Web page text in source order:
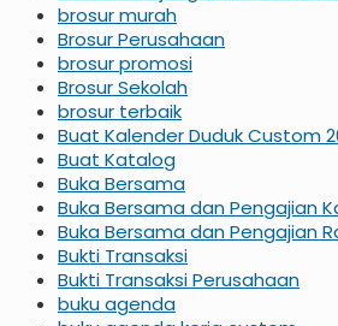
brosur murah
Brosur Perusahaan
brosur promosi
Brosur Sekolah
brosur terbaik
Buat Kalender Duduk Custom
Buat Katalog
Buka Bersama
Buka Bersama dan Pengajian
Buka Bersama dan Pengajian
Bukti Transaksi
Bukti Transaksi Perusahaan
buku agenda